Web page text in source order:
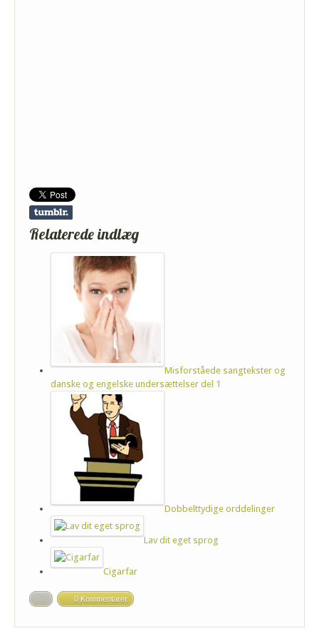
Relaterede indlæg
Misforståede sangtekster og
danske og engelske undersættelser del 1
Dobbelttydige orddelinger
Lav dit eget sprog
Cigarfar
0 Kommentarer